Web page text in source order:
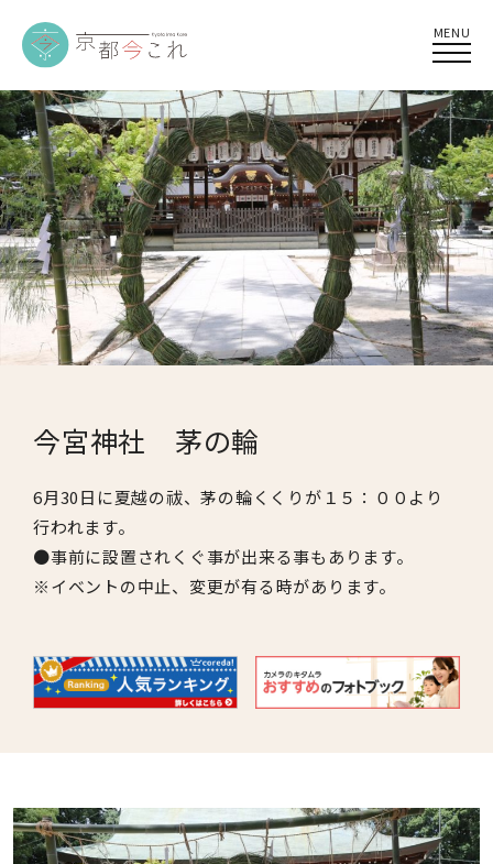
MENU
今宮神社 茅の輪
6月30日に夏越の祓、茅の輪くくりが１５：００より
行われます。
●事前に設置されくぐ事が出来る事もあります。
※イベントの中止、変更が有る時があります。